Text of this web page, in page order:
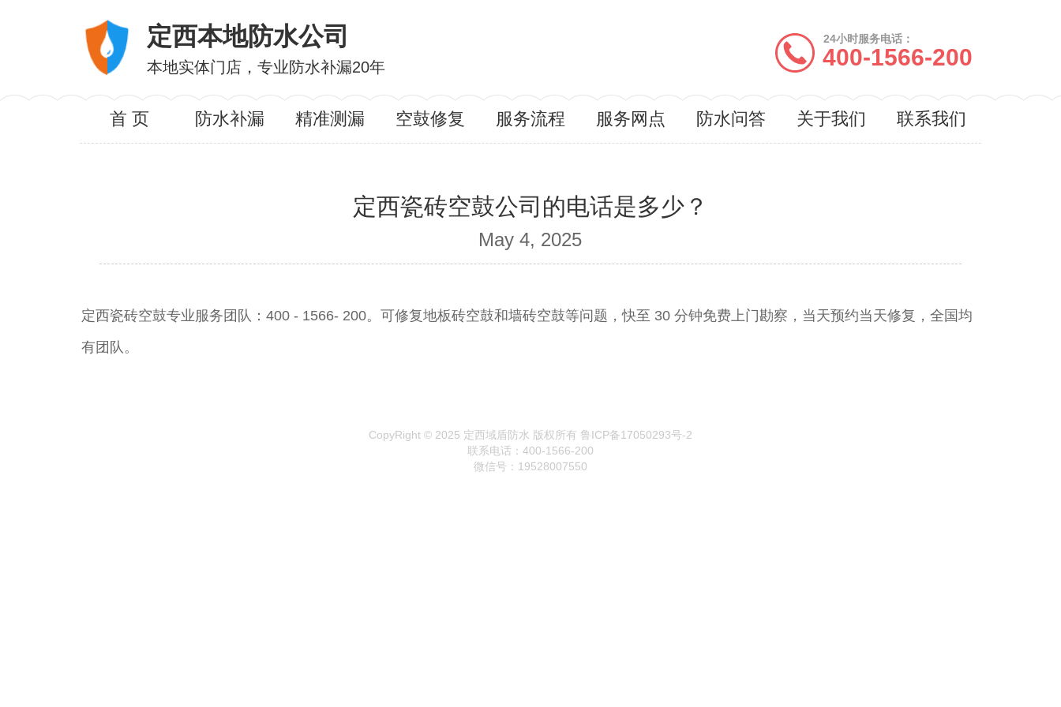
定西本地防水公司
本地实体门店，专业防水补漏20年
24小时服务电话：
400-1566-200
首 页 防水补漏 精准测漏 空鼓修复 服务流程 服务网点 防水问答 关于我们 联系我们
定西瓷砖空鼓公司的电话是多少？
May 4, 2025
定西瓷砖空鼓专业服务团队：400 - 1566- 200。可修复地板砖空鼓和墙砖空鼓等问题，快至 30 分钟免费上门勘察，当天预约当天修复，全国均
有团队。
CopyRight © 2025 定西域盾防水 版权所有 鲁ICP备17050293号-2
联系电话：400-1566-200
微信号：19528007550